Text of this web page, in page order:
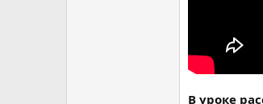
В уроке